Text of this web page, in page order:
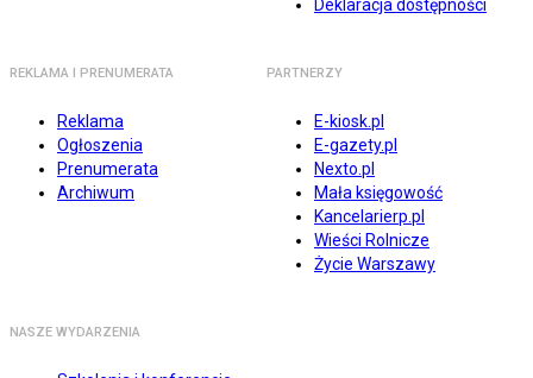
Deklaracja dostępności
REKLAMA I PRENUMERATA
Reklama
Ogłoszenia
Prenumerata
Archiwum
PARTNERZY
E-kiosk.pl
E-gazety.pl
Nexto.pl
Mała księgowość
Kancelarierp.pl
Wieści Rolnicze
Życie Warszawy
NASZE WYDARZENIA